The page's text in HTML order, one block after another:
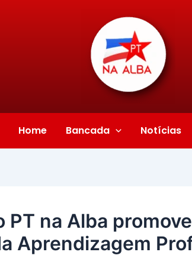
Home Bancada Notícias
PT na Alba
Aprendizagem